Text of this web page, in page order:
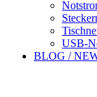
USB-
BLOG /